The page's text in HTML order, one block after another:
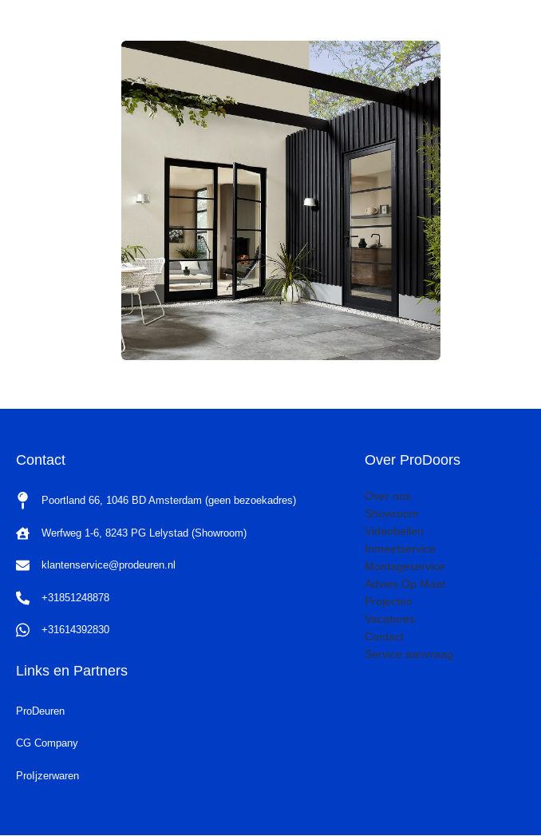
Contact
Poortland 66, 1046 BD Amsterdam (geen bezoekadres)
Werfweg 1-6, 8243 PG Lelystad (Showroom)
klantenservice@prodeuren.nl
+31851248878
+31614392830
Links en Partners
ProDeuren
CG Company
ProIjzerwaren
Over ProDoors
Over ons
Showroom
Videobellen
Inmeetservice
Montageservice
Advies Op Maat
Projecten
Vacatures
Contact
Service aanvraag